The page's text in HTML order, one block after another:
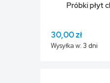
Próbki płyt
30,00 zł
Wysyłka w: 3 dni